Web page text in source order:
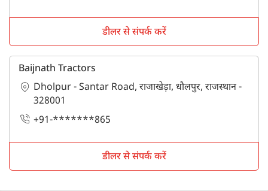
डीलर से संपर्क करें
Baijnath Tractors
Dholpur - Santar Road, राजाखेड़ा, धौलपुर, राजस्थान -
328001
+91-*******865
डीलर से संपर्क करें